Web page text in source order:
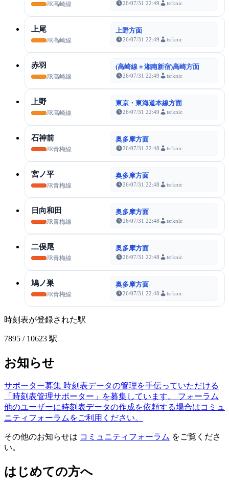
JR高崎線 26/07/31 22:49 tsrknic
上尾
JR高崎線
上野方面
26/07/31 22:49 tsrknic
赤羽
JR高崎線
(高崎線＋湘南新宿)高崎方面
26/07/31 22:49 tsrknic
上野
JR高崎線
東京・東海道本線方面
26/07/31 22:49 tsrknic
石神前
JR青梅線
奥多摩方面
26/07/31 22:48 tsrknic
宮ノ平
JR青梅線
奥多摩方面
26/07/31 22:48 tsrknic
日向和田
JR青梅線
奥多摩方面
26/07/31 22:48 tsrknic
二俣尾
JR青梅線
奥多摩方面
26/07/31 22:48 tsrknic
鳩ノ巣
JR青梅線
奥多摩方面
26/07/31 22:48 tsrknic
時刻表が登録された駅
7895 / 10623 駅
お知らせ
サポーター募集 時刻表データの管理を手伝っていただける
「時刻表管理サポーター」を募集しています。
フォーラム
他のユーザーに時刻表データの作成を依頼する場合はコミュ
ニティフォーラムをご利用ください。
その他のお知らせは コミュニティフォーラム をご覧くださ
い。
はじめての方へ